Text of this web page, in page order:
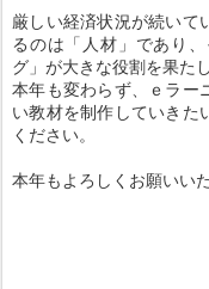
厳しい経済状況が続いて
るのは「人材」であり
グ」が大きな役割を果た
本年も変わらず、ｅラー
い教材を制作していきた
ください。
本年もよろしくお願いい